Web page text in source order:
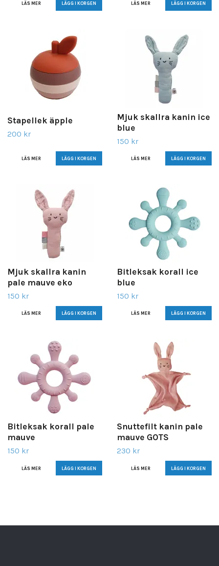
LÄS MER LÄS MER
Stapellek äpple
200 kr
LÄS MER
Mjuk skallra kanin ice
blue
150 kr
LÄS MER
Mjuk skallra kanin
pale mauve eko
150 kr
LÄS MER
Bitleksak korall ice
blue
150 kr
LÄS MER
Bitleksak korall pale
mauve
150 kr
LÄS MER
Snuttefilt kanin pale
mauve GOTS
230 kr
LÄS MER